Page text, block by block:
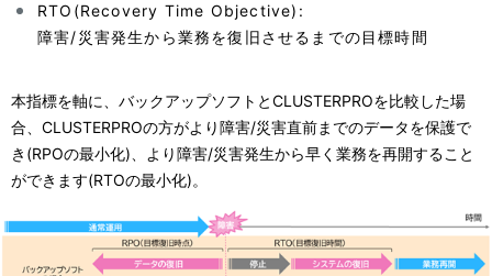
RTO(Recovery Time Objective):
障害/災害発生から業務を復旧させるまでの目標時間
本指標を軸に、バックアップソフトとCLUSTERPROを比較した場
合、CLUSTERPROの方がより障害/災害直前までのデータを保護で
き(RPOの最小化)、より障害/災害発生から早く業務を再開すること
ができます(RTOの最小化)。